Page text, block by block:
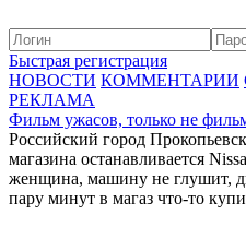
Быстрая регистрация
НОВОСТИ КОММЕНТАРИИ
РЕКЛАМА
Фильм ужасов, только не
Российский город
магазина останавливается
женщина, машину не глушит,
пару минут в магаз что-то